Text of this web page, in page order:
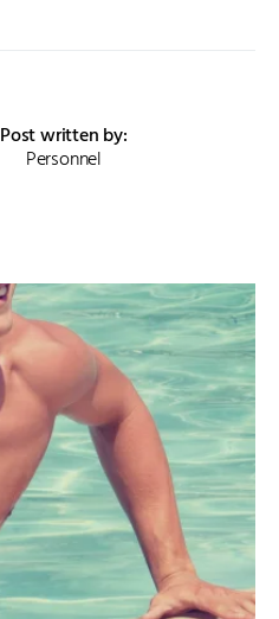
Post written by:
Personnel